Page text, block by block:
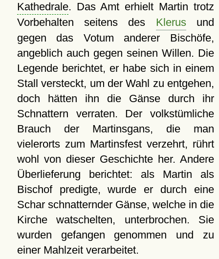
Kathedrale. Das Amt erhielt Martin trotz
Vorbehalten seitens des Klerusund
gegen das Votum anderer Bischöfe,
angeblich auch gegen seinen Willen. Die
Legende berichtet, er habe sich in einem
Stall versteckt, um der Wahl zu entgehen,
doch hätten ihn die Gänse durch ihr
Schnattern verraten. Der volkstümliche
Brauch der Martinsgans, die man
vielerorts zum Martinsfest verzehrt, rührt
wohl von dieser Geschichte her. Andere
Überlieferung berichtet: als Martin als
Bischof predigte, wurde er durch eine
Schar schnatternder Gänse, welche in die
Kirche watschelten, unterbrochen. Sie
wurden gefangen genommen und zu
einer Mahlzeit verarbeitet.